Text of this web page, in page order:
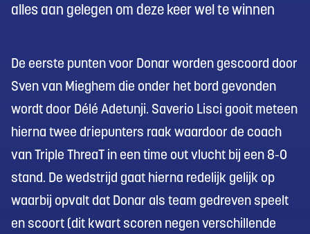
alles aan gelegen om deze keer wel te winnen
De eerste punten voor Donar worden gescoord door
Sven van Mieghem die onder het bord gevonden
wordt door Délé Adetunji. Saverio Lisci gooit meteen
hierna twee driepunters raak waardoor de coach
van Triple ThreaT in een time out vlucht bij een 8-0
stand. De wedstrijd gaat hierna redelijk gelijk op
waarbij opvalt dat Donar als team gedreven speelt
en scoort (dit kwart scoren negen verschillende